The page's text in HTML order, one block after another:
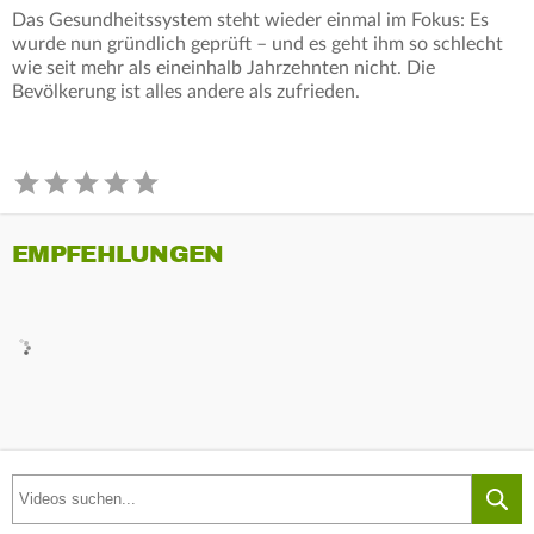
Das Gesundheitssystem steht wieder einmal im Fokus: Es
wurde nun gründlich geprüft – und es geht ihm so schlecht
wie seit mehr als eineinhalb Jahrzehnten nicht. Die
Bevölkerung ist alles andere als zufrieden.
EMPFEHLUNGEN